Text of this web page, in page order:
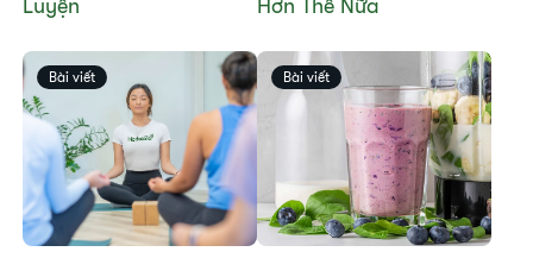
Luyện
Hơn Thế Nữa
Bài viết Bài viết